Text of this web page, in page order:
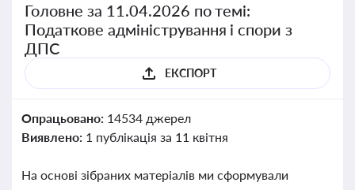
Головне за 11.04.2026 по темі:
Податкове адміністрування і спори з
ДПС
ЕКСПОРТ
Опрацьовано: 14534 джерел
Виявлено: 1 публікація за 11 квітня
На основі зібраних матеріалів ми сформували